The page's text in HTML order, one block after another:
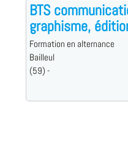
BTS
graphisme,
Formation en alternance
Bailleul
(59) -